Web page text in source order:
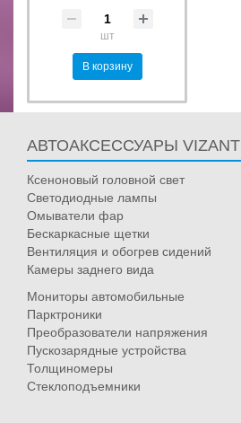
шт
В корзину
АВТОАКСЕССУАРЫ VIZANT
Ксеноновый головной свет
Светодиодные лампы
Омыватели фар
Бескаркасные щетки
Вентиляция и обогрев сидений
Камеры заднего вида
Мониторы автомобильные
Парктроники
Преобразователи напряжения
Пускозарядные устройства
Толщиномеры
Стеклоподъемники